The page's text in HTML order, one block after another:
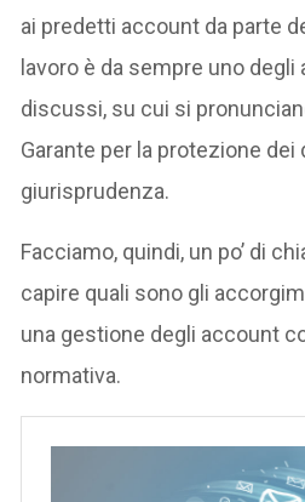
ai predetti account da parte
lavoro è da sempre uno
discussi, su cui si
Garante per la protezione dei
giurisprudenza.
Facciamo, quindi, un po’ di
capire quali sono gli
una gestione degli account
normativa.